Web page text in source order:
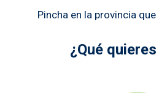
Pincha en la provincia
¿Qué